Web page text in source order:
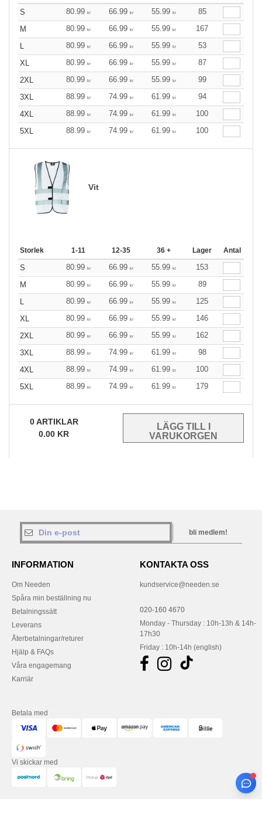
S 80.99 kr 66.99 kr 55.99 kr
85
M
80.99 kr 66.99 kr 55.99 kr
167
L
80.99 kr 66.99 kr 55.99 kr
53
XL
80.99 kr 66.99 kr 55.99 kr
87
2XL
80.99 kr 66.99 kr 55.99 kr
99
3XL
88.99 kr 74.99 kr 61.99 kr
94
4XL
88.99 kr 74.99 kr 61.99 kr
100
5XL
88.99 kr 74.99 kr 61.99 kr 100
Vit
Storlek 1-11 12-35 36 + Lager Antal
S 80.99 kr 66.99 kr 55.99 kr
153
M
80.99 kr 66.99 kr 55.99 kr
89
L
80.99 kr 66.99 kr 55.99 kr
125
XL
80.99 kr 66.99 kr 55.99 kr
146
2XL
80.99 kr 66.99 kr 55.99 kr
162
3XL
88.99 kr 74.99 kr 61.99 kr
98
4XL
88.99 kr 74.99 kr 61.99 kr
100
5XL
88.99 kr 74.99 kr 61.99 kr 179
0ARTIKLAR
0.00 KR
bli medlem!
INFORMATION
Om Needen
Spåra min beställning nu
Betalningssätt
Leverans
Återbetalningar/returer
Hjälp & FAQs
Våra engagemang
Karriär
KONTAKTA OSS
kundservice@needen.se
020-160 4670
Monday - Thursday : 10h-13h & 14h-
17h30
Friday : 10h-14h (english)
Betala med
Vi skickar med